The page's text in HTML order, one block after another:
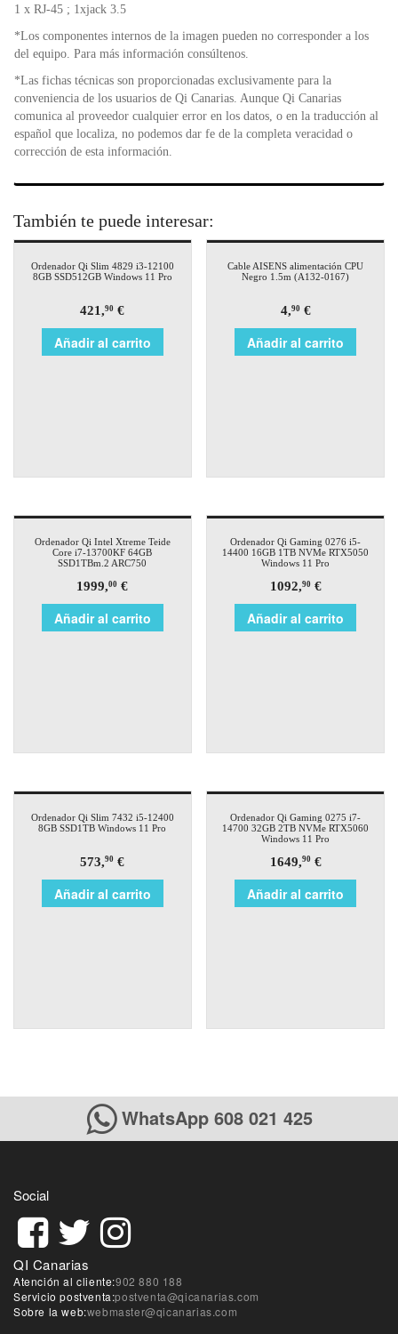
1 x RJ-45 ; 1xjack 3.5
*Los componentes internos de la imagen pueden no corresponder a los
del equipo. Para más información consúltenos.
*Las fichas técnicas son proporcionadas exclusivamente para la
conveniencia de los usuarios de Qi Canarias. Aunque Qi Canarias
comunica al proveedor cualquier error en los datos, o en la traducción al
español que localiza, no podemos dar fe de la completa veracidad o
corrección de esta información.
También te puede interesar:
Ordenador Qi Slim 4829 i3-12100
8GB SSD512GB Windows 11 Pro
421,90 €
Añadir al carrito
Cable AISENS alimentación CPU
Negro 1.5m (A132-0167)
4,90€
Añadir al carrito
Ordenador Qi Intel Xtreme Teide
Core i7-13700KF 64GB
SSD1TBm.2 ARC750
1999,00 €
Añadir al carrito
Ordenador Qi Gaming 0276 i5-
14400 16GB 1TB NVMe RTX5050
Windows 11 Pro
1092,90€
Añadir al carrito
Ordenador Qi Slim 7432 i5-12400
8GB SSD1TB Windows 11 Pro
573,90 €
Añadir al carrito
Ordenador Qi Gaming 0275 i7-
14700 32GB 2TB NVMe RTX5060
Windows 11 Pro
1649,90€
Añadir al carrito
WhatsApp 608 021 425
Social
QI Canarias
Atención al cliente:902 880 188
Servicio postventa:postventa@qicanarias.com
Sobre la web:webmaster@qicanarias.com